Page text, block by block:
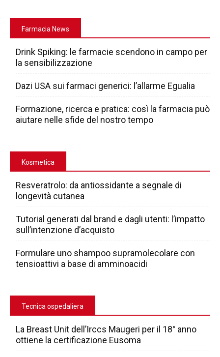
Farmacia News
Drink Spiking: le farmacie scendono in campo per
la sensibilizzazione
Dazi USA sui farmaci generici: l’allarme Egualia
Formazione, ricerca e pratica: così la farmacia può
aiutare nelle sfide del nostro tempo
Kosmetica
Resveratrolo: da antiossidante a segnale di
longevità cutanea
Tutorial generati dal brand e dagli utenti: l’impatto
sull’intenzione d’acquisto
Formulare uno shampoo supramolecolare con
tensioattivi a base di amminoacidi
Tecnica ospedaliera
La Breast Unit dell’Irccs Maugeri per il 18° anno
ottiene la certificazione Eusoma